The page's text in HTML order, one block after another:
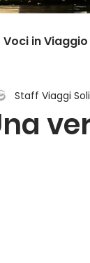
Voci in Viaggio
Carnet
Staff Viaggi